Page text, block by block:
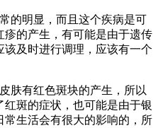
的明显，而且这个疾病是可
的产生，有可能是由于遗传
及时进行调理，应该有一个
肤有红色斑块的产生，所以
斑的症状，也可能是由于银
常生活会有很大的影响的，所